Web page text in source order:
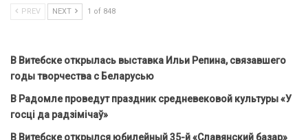
PREV NEXT 1 of 848
В Витебске открылась выставка Ильи Репина, связавшего
годы творчества с Беларусью
В Радомле проведут праздник средневековой культуры «У
госці да радзімічаў»
В Витебске открылся юбилейный 35-й «Славянский базар»